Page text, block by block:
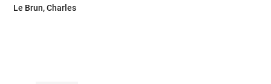
Le Brun, Charles